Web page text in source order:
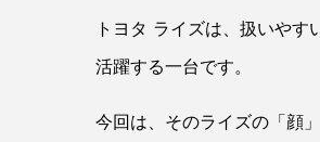
トヨタ ライズは、扱いや
活躍する一台です。
今回は、そのライズの「顔